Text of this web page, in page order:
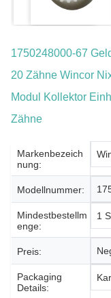
1750248000-67
20 Zähne Wincor
Modul Kollektor
Zähne
Markenbezeich
Nung:
Modellnummer:
Mindestbestellm
Enge:
1
Preis:
Packaging
Details: